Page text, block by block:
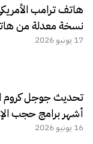
هاتف ترامب
نسخة معدلة من
17 يونيو 2026
تحديث جوجل كروم
أشهر برامج حجب
16 يونيو 2026